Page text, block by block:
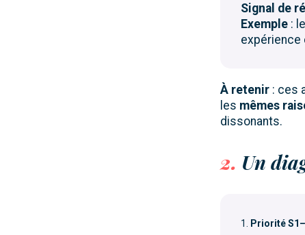
Signal de
Exemple :
expérience
À retenir : ces
les mêmes
dissonants.
2. Un
Priorité